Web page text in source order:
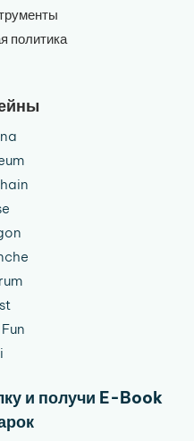
политика
и получи E-Book